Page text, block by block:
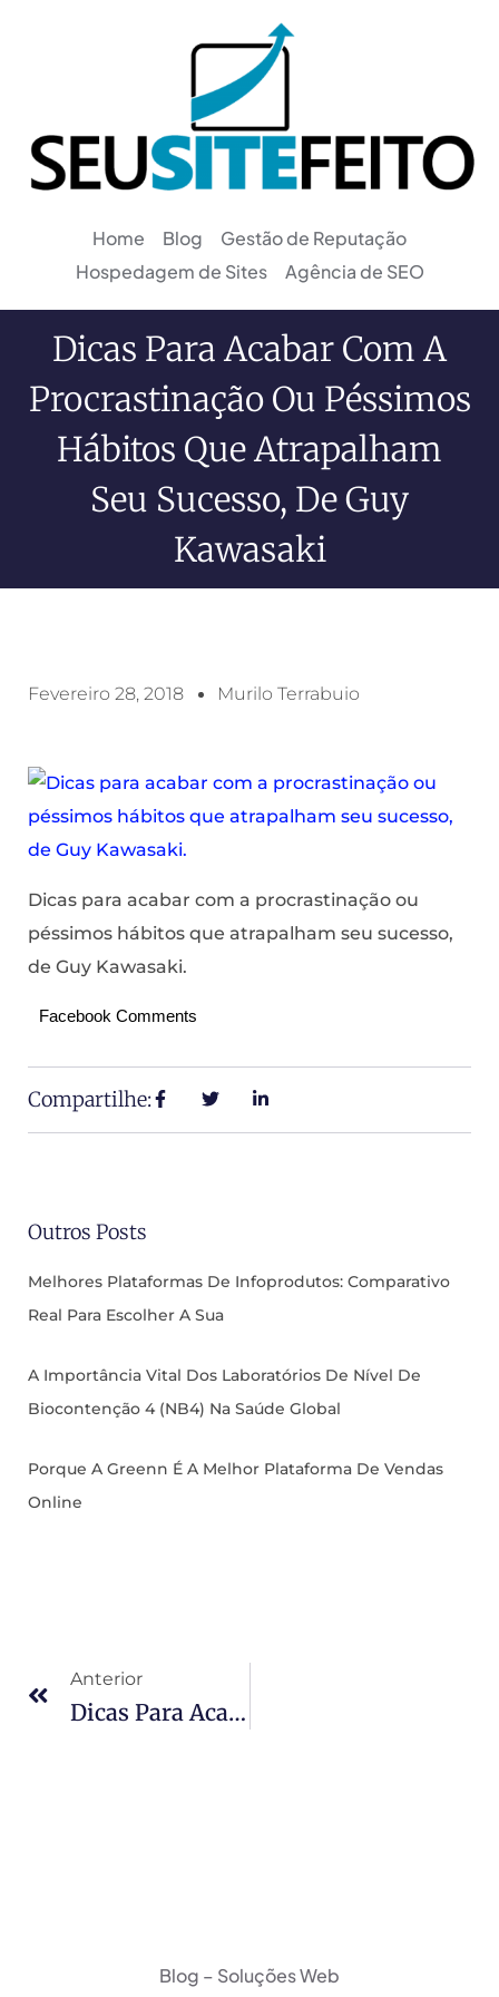
Home Blog
Gestão de Reputação
Hospedagem de Sites
Agência de SEO
Dicas Para Acabar Com A
Procrastinação Ou Péssimos
Hábitos Que Atrapalham
Seu Sucesso, De Guy
Kawasaki
Fevereiro 28, 2018 Murilo Terrabuio
Dicas para acabar com a procrastinação ou
péssimos hábitos que atrapalham seu sucesso,
de Guy Kawasaki.
Facebook Comments
Compartilhe:
Outros Posts
Melhores Plataformas De Infoprodutos: Comparativo
Real Para Escolher A Sua
A Importância Vital Dos Laboratórios De Nível De
Biocontenção 4 (NB4) Na Saúde Global
Porque A Greenn É A Melhor Plataforma De Vendas
Online
Anterior
Dicas Para Acabar Com A Procrastinação Ou Péssimos Hábitos Que Atrapalham Seu Sucesso, De Guy Kawasaki.
Blog – Soluções Web